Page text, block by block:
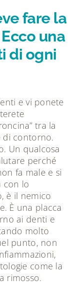
fare la
una
di ogni
e vi ponete
tra la
di contorno.
Un qualcosa
perché
fa male e si
con lo
è il nemico
È una placca
ai denti e
molto
punto, non
come la
rimosso.